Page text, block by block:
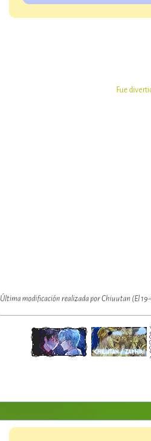
Fue
Última modificación realizada por Chiuutan (El